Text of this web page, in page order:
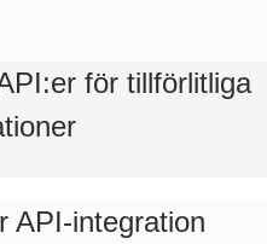
för tillförlitliga
API-integration